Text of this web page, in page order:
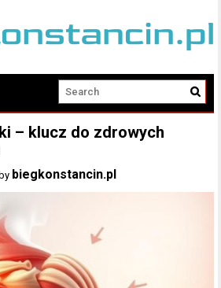
– klucz do zdrowych
by biegkonstancin.pl